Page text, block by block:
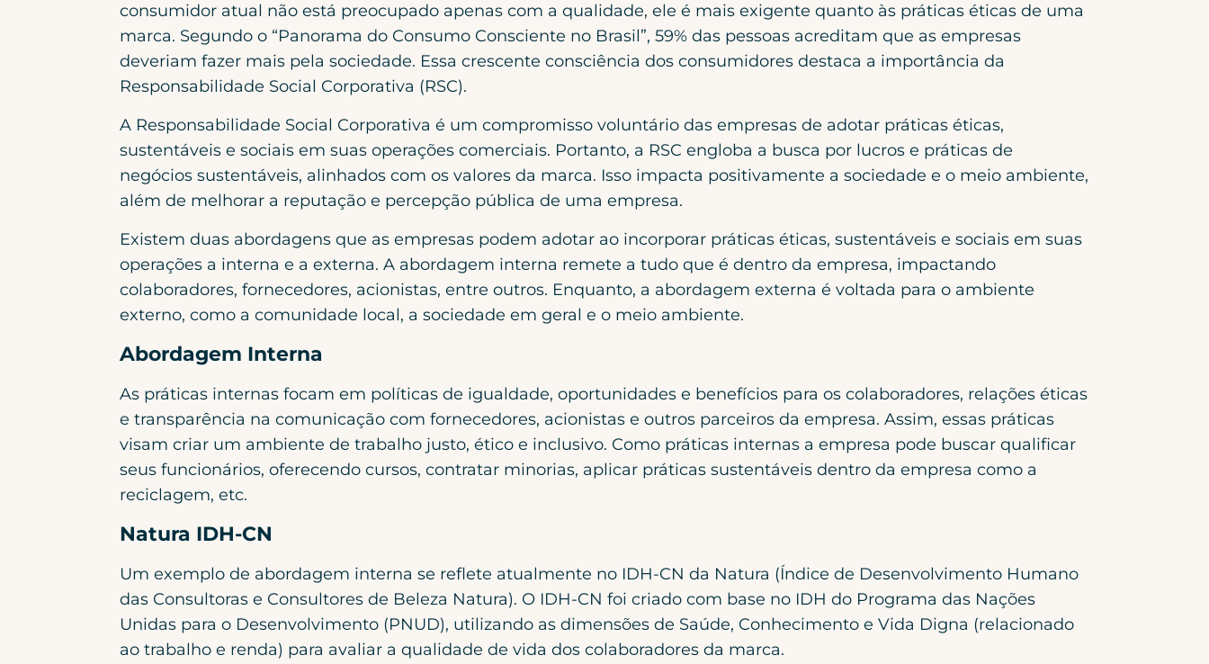
consumidor atual não está preocupado apenas com a qualidade, ele é mais exigente quanto às práticas éticas de uma
marca. Segundo o “Panorama do Consumo Consciente no Brasil”, 59% das pessoas acreditam que as empresas
deveriam fazer mais pela sociedade. Essa crescente consciência dos consumidores destaca a importância da
Responsabilidade Social Corporativa (RSC).
A Responsabilidade Social Corporativa é um compromisso voluntário das empresas de adotar práticas éticas,
sustentáveis e sociais em suas operações comerciais. Portanto, a RSC engloba a busca por lucros e práticas de
negócios sustentáveis, alinhados com os valores da marca. Isso impacta positivamente a sociedade e o meio ambiente,
além de melhorar a reputação e percepção pública de uma empresa.
Existem duas abordagens que as empresas podem adotar ao incorporar práticas éticas, sustentáveis e sociais em suas
operações a interna e a externa. A abordagem interna remete a tudo que é dentro da empresa, impactando
colaboradores, fornecedores, acionistas, entre outros. Enquanto, a abordagem externa é voltada para o ambiente
externo, como a comunidade local, a sociedade em geral e o meio ambiente.
Abordagem Interna
As práticas internas focam em políticas de igualdade, oportunidades e benefícios para os colaboradores, relações éticas
e transparência na comunicação com fornecedores, acionistas e outros parceiros da empresa. Assim, essas práticas
visam criar um ambiente de trabalho justo, ético e inclusivo. Como práticas internas a empresa pode buscar qualificar
seus funcionários, oferecendo cursos, contratar minorias, aplicar práticas sustentáveis dentro da empresa como a
reciclagem, etc.
Natura IDH-CN
Um exemplo de abordagem interna se reflete atualmente no IDH-CN da Natura (Índice de Desenvolvimento Humano
das Consultoras e Consultores de Beleza Natura). O IDH-CN foi criado com base no IDH do Programa das Nações
Unidas para o Desenvolvimento (PNUD), utilizando as dimensões de Saúde, Conhecimento e Vida Digna (relacionado
ao trabalho e renda) para avaliar a qualidade de vida dos colaboradores da marca.